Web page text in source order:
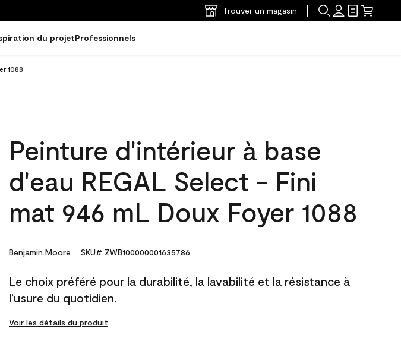
Trouver un magasin
du projetProfessionnels
1088
Peinture d'intérieur à base
d'eau REGAL Select - Fini
mat 946 mL Doux Foyer 1088
Benjamin Moore SKU# ZWB100000001635786
Le choix préféré pour la durabilité, la lavabilité et la résistance à
l’usure du quotidien.
Voir les détails du produit